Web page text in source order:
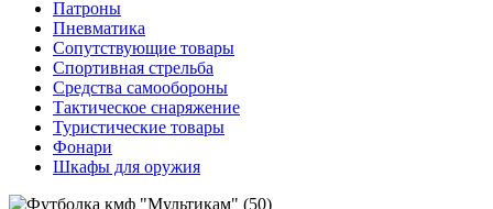
Патроны
Пневматика
Сопутствующие товары
Спортивная стрельба
Средства самообороны
Тактическое снаряжение
Туристические товары
Фонари
Шкафы для оружия